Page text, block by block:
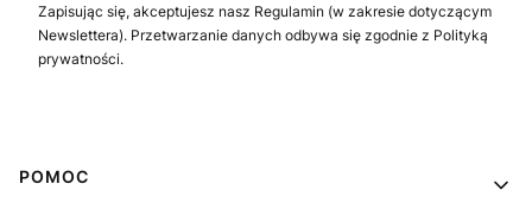
Zapisując się, akceptujesz nasz Regulamin (w zakresie dotyczącym
Newslettera). Przetwarzanie danych odbywa się zgodnie z Polityką
prywatności.
Linki w stopce
POMOC